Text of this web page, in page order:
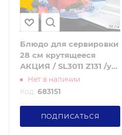
Блюдо для сервировки
28 см крутящееся
АКЦИЯ / SL3011 Z131 /уп
12/ Новогоднее
Нет в наличии
Код: 683151
ПОДПИСАТЬСЯ